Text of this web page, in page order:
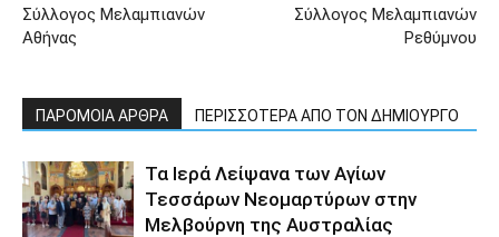
Σύλλογος Μελαμπιανών
Αθήνας
Σύλλογος Μελαμπιανών
Ρεθύμνου
ΠΑΡΟΜΟΙΑ ΑΡΘΡΑ ΠΕΡΙΣΣΟΤΕΡΑ ΑΠΟ ΤΟΝ ΔΗΜΙΟΥΡΓΟ
Τα Ιερά Λείψανα των Αγίων
Τεσσάρων Νεομαρτύρων στην
Μελβούρνη της Αυστραλίας